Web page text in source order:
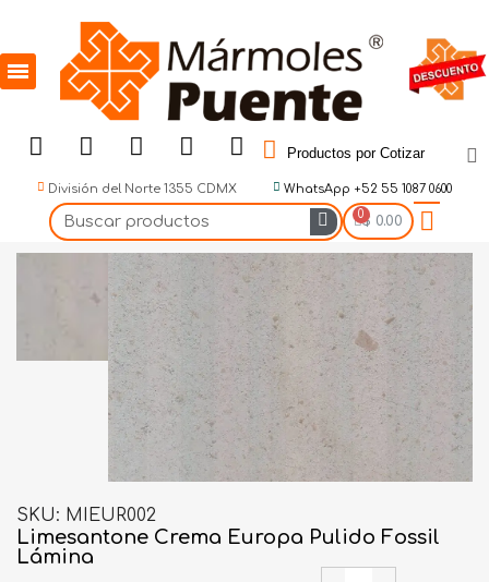
Productos por Cotizar
División del Norte 1355 CDMX WhatsApp +52 55 1087 0600
$ 0.00
SKU MIEUR002
Limesantone Crema Europa Pulido Fossil
Lámina